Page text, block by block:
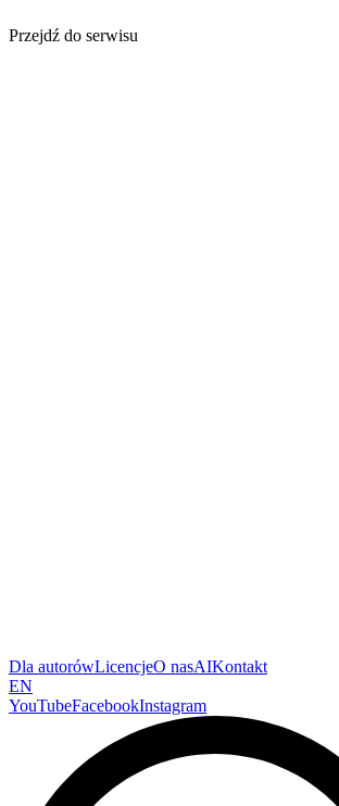
Przejdź do serwisu
Dla autorówLicencjeO nasAIKontakt
EN
YouTubeFacebookInstagram